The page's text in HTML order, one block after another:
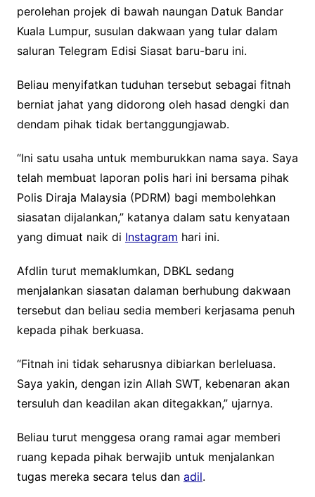
perolehan projek di bawah naungan Datuk Bandar
Kuala Lumpur, susulan dakwaan yang tular dalam
saluran Telegram Edisi Siasat baru-baru ini.
Beliau menyifatkan tuduhan tersebut sebagai fitnah
berniat jahat yang didorong oleh hasad dengki dan
dendam pihak tidak bertanggungjawab.
“Ini satu usaha untuk memburukkan nama saya. Saya
telah membuat laporan polis hari ini bersama pihak
Polis Diraja Malaysia (PDRM) bagi membolehkan
siasatan dijalankan,” katanya dalam satu kenyataan
yang dimuat naik di Instagram hari ini.
Afdlin turut memaklumkan, DBKL sedang
menjalankan siasatan dalaman berhubung dakwaan
tersebut dan beliau sedia memberi kerjasama penuh
kepada pihak berkuasa.
“Fitnah ini tidak seharusnya dibiarkan berleluasa.
Saya yakin, dengan izin Allah SWT, kebenaran akan
tersuluh dan keadilan akan ditegakkan,” ujarnya.
Beliau turut menggesa orang ramai agar memberi
ruang kepada pihak berwajib untuk menjalankan
tugas mereka secara telus dan adil.